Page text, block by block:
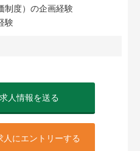
制度）の企画経験
験
人情報を送る
にエントリーする